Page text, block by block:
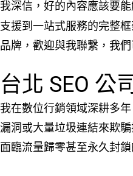
我深信，好的內容應該要
支援到一站式服務的完整
品牌，歡迎與我聯繫，我
台北 SEO 公
我在數位行銷領域深耕多
漏洞或大量垃圾連結來欺
面臨流量歸零甚至永久封